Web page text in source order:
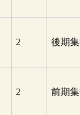
2 後期
2 前期